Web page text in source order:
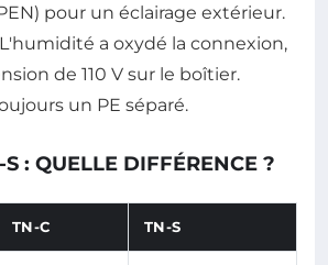
pour un éclairage extérieur.
a oxydé la connexion,
de 110 V sur le boîtier.
un PE séparé.
: QUELLE DIFFÉRENCE ?
TN-C TN-S